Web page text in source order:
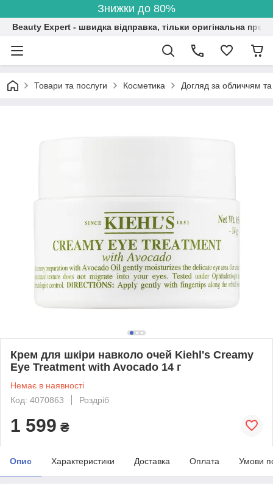
Знижки до 80%
Beauty Expert - швидка відправка, тільки оригінальна
Товари та послуги Косметика Догляд за обличчям
Крем для шкіри навколо очей Kiehl's Creamy
Eye Treatment with Avocado 14 г
Немає в наявності
Код: 4070863
Роздріб
1 599 ₴
Опис Характеристики Доставка Оплата Умови